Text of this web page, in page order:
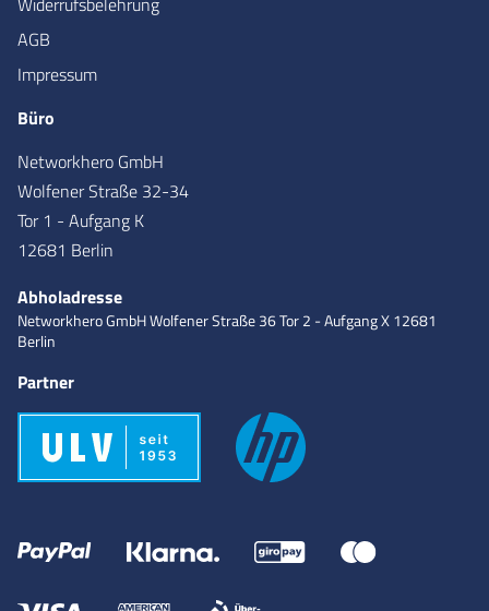
AGB
Impressum
Büro
Networkhero GmbH
Wolfener Straße 32-34
Tor 1 - Aufgang K
12681 Berlin
Abholadresse
Networkhero GmbHWolfener Straße 36Tor 2 - Aufgang X12681
Berlin
Partner